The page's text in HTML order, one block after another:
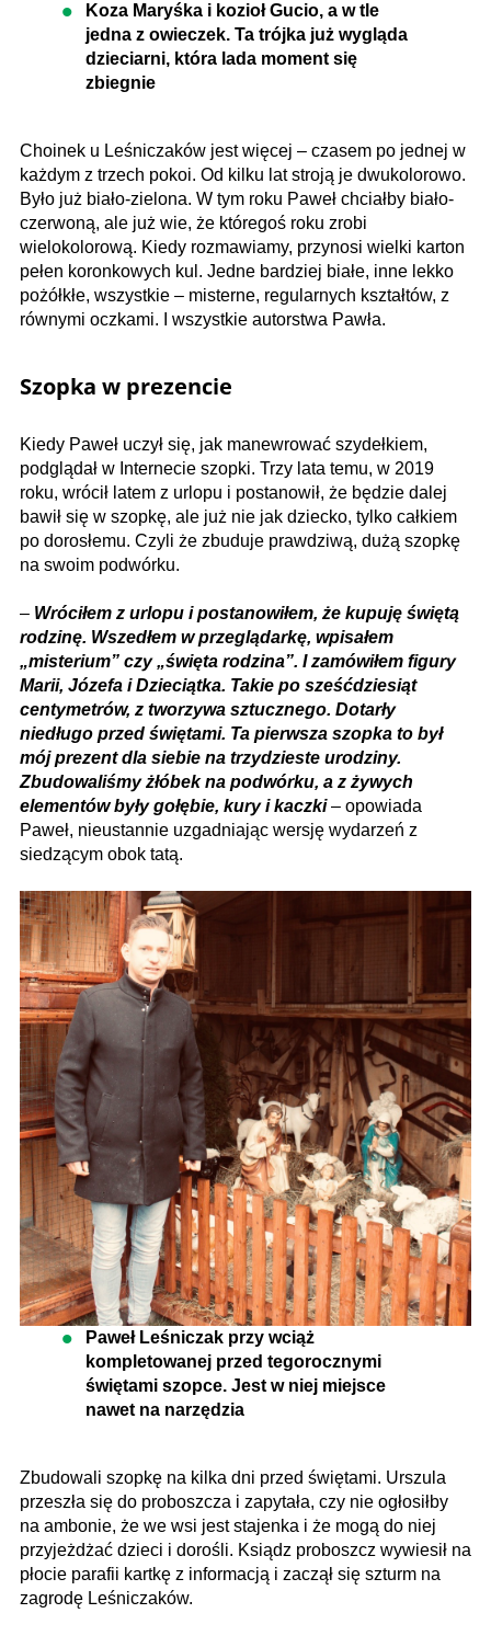
Koza Maryśka i kozioł Gucio, a w tle
jedna z owieczek. Ta trójka już wygląda
dzieciarni, która lada moment się
zbiegnie
Choinek u Leśniczaków jest więcej – czasem po jednej w
każdym z trzech pokoi. Od kilku lat stroją je dwukolorowo.
Było już biało-zielona. W tym roku Paweł chciałby biało-
czerwoną, ale już wie, że któregoś roku zrobi
wielokolorową. Kiedy rozmawiamy, przynosi wielki karton
pełen koronkowych kul. Jedne bardziej białe, inne lekko
pożółkłe, wszystkie – misterne, regularnych kształtów, z
równymi oczkami. I wszystkie autorstwa Pawła.
Szopka w prezencie
Kiedy Paweł uczył się, jak manewrować szydełkiem,
podglądał w Internecie szopki. Trzy lata temu, w 2019
roku, wrócił latem z urlopu i postanowił, że będzie dalej
bawił się w szopkę, ale już nie jak dziecko, tylko całkiem
po dorosłemu. Czyli że zbuduje prawdziwą, dużą szopkę
na swoim podwórku.
– Wróciłem z urlopu i postanowiłem, że kupuję świętą
rodzinę. Wszedłem w przeglądarkę, wpisałem
„misterium” czy „święta rodzina”. I zamówiłem figury
Marii, Józefa i Dzieciątka. Takie po sześćdziesiąt
centymetrów, z tworzywa sztucznego. Dotarły
niedługo przed świętami. Ta pierwsza szopka to był
mój prezent dla siebie na trzydzieste urodziny.
Zbudowaliśmy żłóbek na podwórku, a z żywych
elementów były gołębie, kury i kaczki– opowiada
Paweł, nieustannie uzgadniając wersję wydarzeń z
siedzącym obok tatą.
Paweł Leśniczak przy wciąż
kompletowanej przed tegorocznymi
świętami szopce. Jest w niej miejsce
nawet na narzędzia
Zbudowali szopkę na kilka dni przed świętami. Urszula
przeszła się do proboszcza i zapytała, czy nie ogłosiłby
na ambonie, że we wsi jest stajenka i że mogą do niej
przyjeżdżać dzieci i dorośli. Ksiądz proboszcz wywiesił na
płocie parafii kartkę z informacją i zaczął się szturm na
zagrodę Leśniczaków.